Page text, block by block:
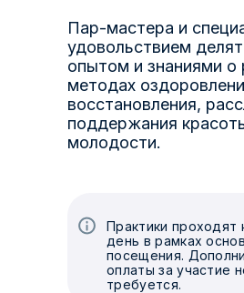
Пар-мастера и
удовольствием
опытом и знаниями о
методах
восстановления,
поддержания
молодости.
Практики проходят
день в рамках
посещения.
оплаты за участие
требуется.